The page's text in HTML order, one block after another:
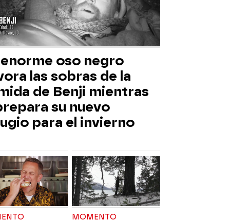
oso negro
las sobras de la
de Benji mientras
su nuevo
para el invierno
MOMENTO